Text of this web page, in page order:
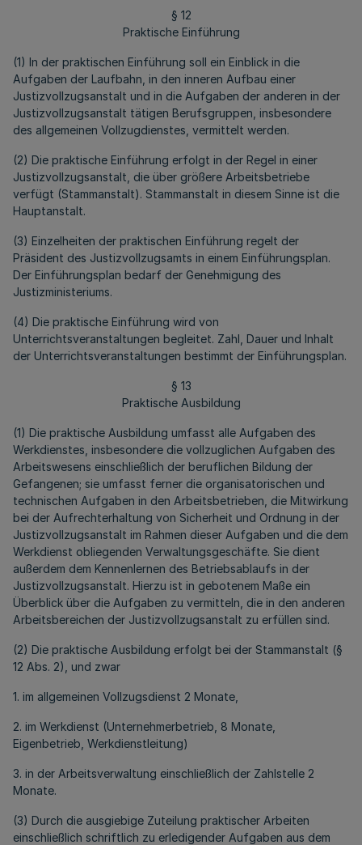
§ 12
Praktische Einführung
(1) In der praktischen Einführung soll ein Einblick in die
Aufgaben der Laufbahn, in den inneren Aufbau einer
Justizvollzugsanstalt und in die Aufgaben der anderen in der
Justizvollzugsanstalt tätigen Berufsgruppen, insbesondere
des allgemeinen Vollzugdienstes, vermittelt werden.
(2) Die praktische Einführung erfolgt in der Regel in einer
Justizvollzugsanstalt, die über größere Arbeitsbetriebe
verfügt (Stammanstalt). Stammanstalt in diesem Sinne ist die
Hauptanstalt.
(3) Einzelheiten der praktischen Einführung regelt der
Präsident des Justizvollzugsamts in einem Einführungsplan.
Der Einführungsplan bedarf der Genehmigung des
Justizministeriums.
(4) Die praktische Einführung wird von
Unterrichtsveranstaltungen begleitet. Zahl, Dauer und Inhalt
der Unterrichtsveranstaltungen bestimmt der Einführungsplan.
§ 13
Praktische Ausbildung
(1) Die praktische Ausbildung umfasst alle Aufgaben des
Werkdienstes, insbesondere die vollzuglichen Aufgaben des
Arbeitswesens einschließlich der beruflichen Bildung der
Gefangenen; sie umfasst ferner die organisatorischen und
technischen Aufgaben in den Arbeitsbetrieben, die Mitwirkung
bei der Aufrechterhaltung von Sicherheit und Ordnung in der
Justizvollzugsanstalt im Rahmen dieser Aufgaben und die dem
Werkdienst obliegenden Verwaltungsgeschäfte. Sie dient
außerdem dem Kennenlernen des Betriebsablaufs in der
Justizvollzugsanstalt. Hierzu ist in gebotenem Maße ein
Überblick über die Aufgaben zu vermitteln, die in den anderen
Arbeitsbereichen der Justizvollzugsanstalt zu erfüllen sind.
(2) Die praktische Ausbildung erfolgt bei der Stammanstalt (§
12 Abs. 2), und zwar
1. im allgemeinen Vollzugsdienst 2 Monate,
2. im Werkdienst (Unternehmerbetrieb, 8 Monate,
Eigenbetrieb, Werkdienstleitung)
3. in der Arbeitsverwaltung einschließlich der Zahlstelle 2
Monate.
(3) Durch die ausgiebige Zuteilung praktischer Arbeiten
einschließlich schriftlich zu erledigender Aufgaben aus dem